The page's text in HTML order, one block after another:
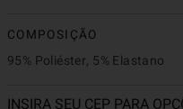
COMPOSIÇÃO
95% Poliéster, 5% Elastano